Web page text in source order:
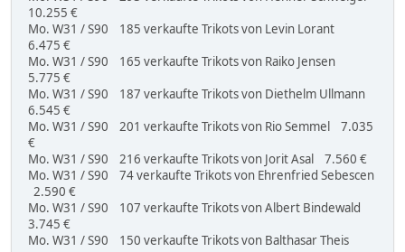
10.255 €
Mo. W31 / S90 185 verkaufte Trikots von Levin Lorant
6.475 €
Mo. W31 / S90 165 verkaufte Trikots von Raiko Jensen
5.775 €
Mo. W31 / S90 187 verkaufte Trikots von Diethelm Ullmann
6.545 €
Mo. W31 / S90 201 verkaufte Trikots von Rio Semmel 7.035
€
Mo. W31 / S90 216 verkaufte Trikots von Jorit Asal 7.560 €
Mo. W31 / S90 74 verkaufte Trikots von Ehrenfried Sebescen
2.590 €
Mo. W31 / S90 107 verkaufte Trikots von Albert Bindewald
3.745 €
Mo. W31 / S90 150 verkaufte Trikots von Balthasar Theis